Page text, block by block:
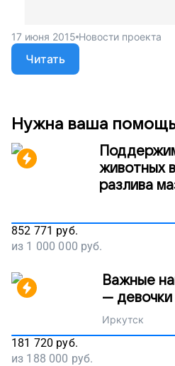
17 июня 2015 Новости проекта
Читать
Нужна ваша
животных
разлива
852 771 руб.
из 1 000 000 руб.
Важные
—
Иркутск
181 720 руб.
из 188 000 руб.